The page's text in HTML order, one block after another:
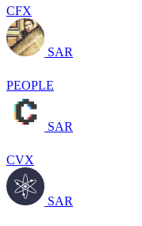
CFX
SAR
PEOPLE
SAR
CVX
SAR